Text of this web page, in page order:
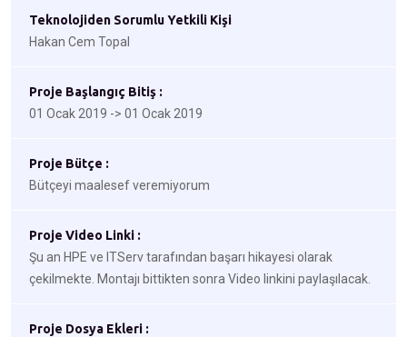
Teknolojiden Sorumlu Yetkili Kişi
Hakan Cem Topal
Proje Başlangıç Bitiş :
01 Ocak 2019 -> 01 Ocak 2019
Proje Bütçe :
Bütçeyi maalesef veremiyorum
Proje Video Linki :
Şu an HPE ve ITServ tarafından başarı hikayesi olarak
çekilmekte. Montajı bittikten sonra Video linkini paylaşılacak.
Proje Dosya Ekleri :